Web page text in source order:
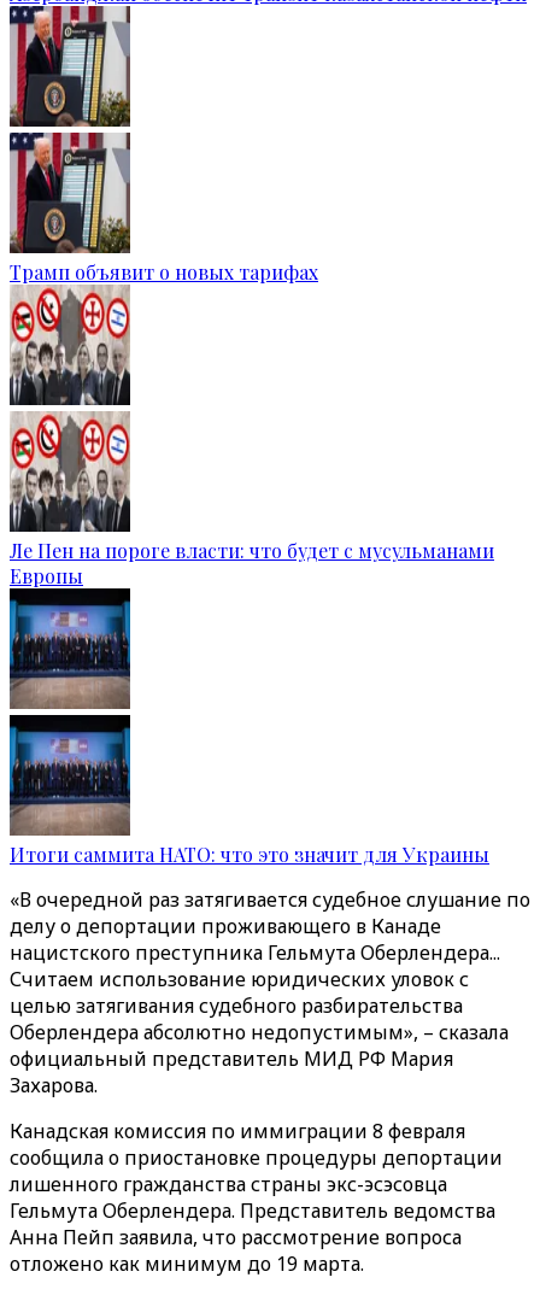
Трамп объявит о новых тарифах
Ле Пен на пороге власти: что будет с мусульманами
Европы
Итоги саммита НАТО: что это значит для Украины
«В очередной раз затягивается судебное слушание по
делу о депортации проживающего в Канаде
нацистского преступника Гельмута Оберлендера...
Считаем использование юридических уловок с
целью затягивания судебного разбирательства
Оберлендера абсолютно недопустимым», – сказала
официальный представитель МИД РФ Мария
Захарова.
Канадская комиссия по иммиграции 8 февраля
сообщила о приостановке процедуры депортации
лишенного гражданства страны экс-эсэсовца
Гельмута Оберлендера. Представитель ведомства
Анна Пейп заявила, что рассмотрение вопроса
отложено как минимум до 19 марта.